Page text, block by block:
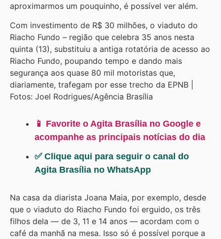
aproximarmos um pouquinho, é possível ver além.
Com investimento de R$ 30 milhões, o viaduto do
Riacho Fundo – região que celebra 35 anos nesta
quinta (13), substituiu a antiga rotatória de acesso ao
Riacho Fundo, poupando tempo e dando mais
segurança aos quase 80 mil motoristas que,
diariamente, trafegam por esse trecho da EPNB |
Fotos: Joel Rodrigues/Agência Brasília
📱 Favorite o Agita Brasília no Google e
acompanhe as principais notícias do dia
✅ Clique aqui para seguir o canal do
Agita Brasília no WhatsApp
Na casa da diarista Joana Maia, por exemplo, desde
que o viaduto do Riacho Fundo foi erguido, os três
filhos dela — de 3, 11 e 14 anos — acordam com o
café da manhã na mesa. Isso só é possível porque a